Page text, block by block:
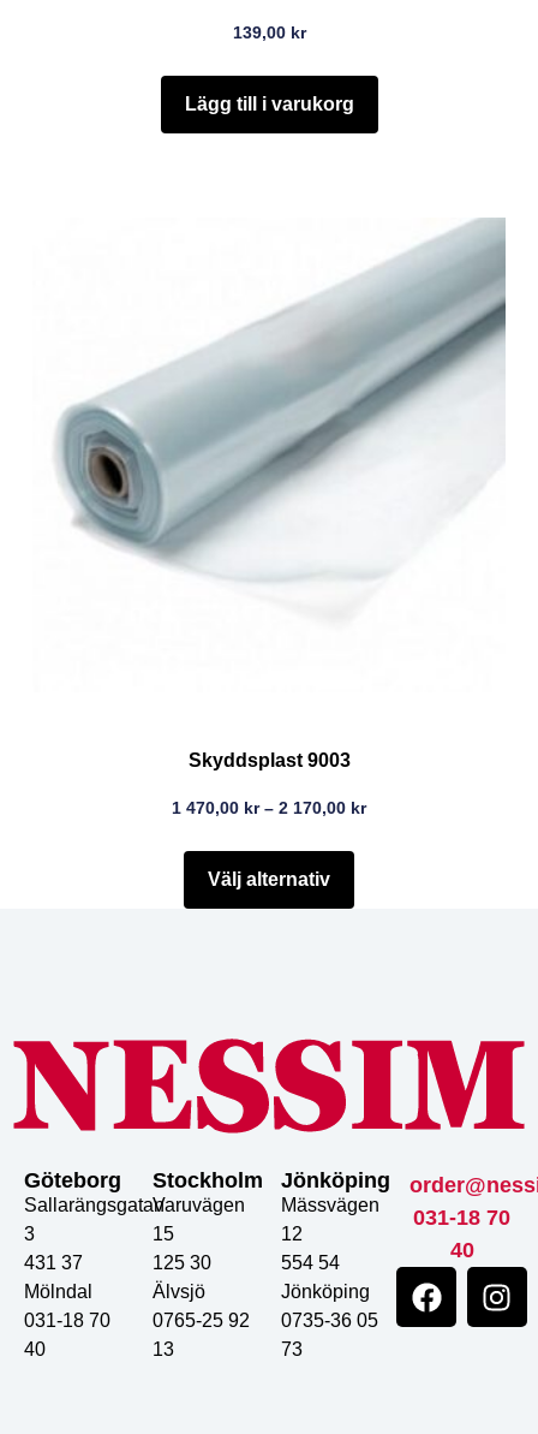
139,00 kr
Lägg till i varukorg
Skyddsplast 9003
1 470,00 kr – 2 170,00 kr
Välj alternativ
Göteborg
Sallarängsgatan
3
431 37
Mölndal
031-18 70
40
Stockholm
Varuvägen
15
125 30
Älvsjö
0765-25 92
13
Jönköping
Mässvägen
12
554 54
Jönköping
0735-36 05
73
031-18 70
40